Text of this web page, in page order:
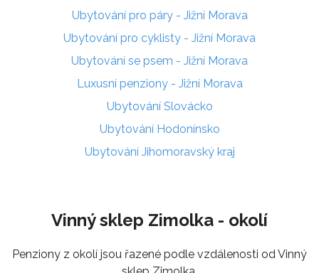
Ubytování pro páry - Jižní Morava
Ubytování pro cyklisty - Jižní Morava
Ubytování se psem - Jižní Morava
Luxusní penziony - Jižní Morava
Ubytování Slovácko
Ubytování Hodonínsko
Ubytování Jihomoravský kraj
Vinný sklep Zimolka - okolí
Penziony z okolí jsou řazené podle vzdálenosti od Vinný